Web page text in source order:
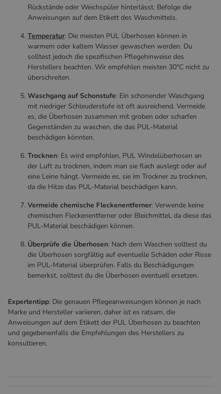
Rückstände oder Weichspüler hinterlässt. Befolge die
Anweisungen auf dem Etikett des Waschmittels.
Temperatur: Die meisten PUL Überhosen können in
warmem oder kaltem Wasser gewaschen werden. Du
solltest jedoch die spezifischen Pflegehinweise des
Herstellers beachten. Wir empfehlen meisten 30°C nicht zu
überschreiten.
Waschgang auf Schonstufe: Ein schonender Waschgang
mit niedriger Schleuderstufe ist oft ausreichend. Vermeide
es, die Überhosen zusammen mit groben oder scharfen
Gegenständen zu waschen, die das PUL-Material
beschädigen könnten.
Trocknen: Es wird empfohlen, PUL Windelüberhosen an
der Luft zu trocknen, indem man sie flach auslegt oder auf
eine Leine hängt. Vermeide es, sie im Trockner zu trocknen,
da die Hitze das PUL-Material beschädigen kann.
Vermeide chemische Fleckenentferner: Verwende keine
chemischen Fleckenentferner oder Bleichmittel, da diese das
PUL-Material beschädigen können.
Überprüfe die Überhosen: Nach dem Waschen solltest du
die Überhosen sorgfältig auf eventuelle Schäden oder Risse
im PUL-Material überprüfen. Falls du Beschädigungen
bemerkst, solltest du die Überhosen eventuell ersetzen.
Expertentipp: Die genauen Pflegeanweisungen können je nach
Marke und Hersteller variieren, daher ist es ratsam, die
Anweisungen auf dem Etikett der PUL Überhosen zu beachten
und gegebenenfalls die Empfehlungen des Herstellers zu
konsultieren.